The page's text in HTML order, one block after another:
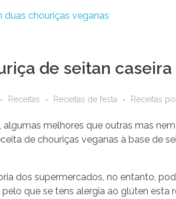
de seitan caseira
Receitas Receitas de festa Receitas
melhores que outras mas
de chouriças veganas à base de
dos supermercados, no entanto,
que se tens alergia ao glúten esta